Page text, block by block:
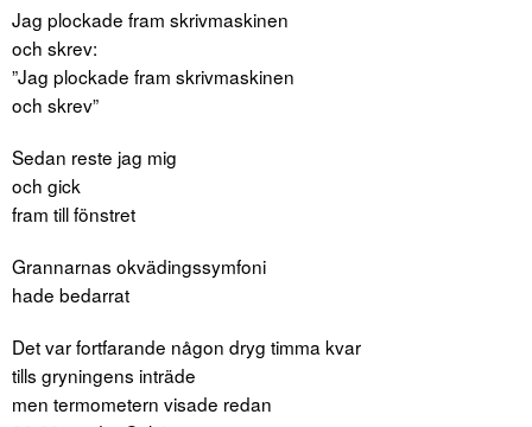
Jag plockade fram skrivmaskinen
och skrev:
”Jag plockade fram skrivmaskinen
och skrev”
Sedan reste jag mig
och gick
fram till fönstret
Grannarnas okvädingssymfoni
hade bedarrat
Det var fortfarande någon dryg timma kvar
tills gryningens inträde
men termometern visade redan